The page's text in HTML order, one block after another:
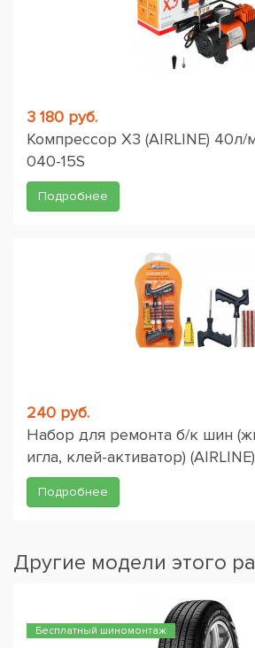
3 180 руб.
Компрессор X3 (AIRLINE) 40л/
040-15S
Подробнее
240 руб.
Набор для ремонта б/к шин
игла, клей-активатор)
Подробнее
Другие модели этого
Бесплатный шиномонтаж